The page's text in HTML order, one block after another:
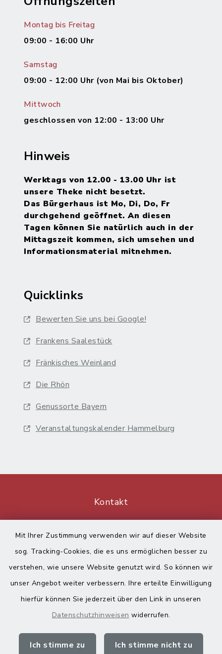
Mit Ihrer Zustimmung verwenden wir auf dieser Website
sog. Tracking-Cookies, die es uns ermöglichen besser zu
verstehen, wie unsere Website genutzt wird. So können wir
unser Angebot weiter verbessern. Ihre erteilte Einwilligung
hierfür können Sie jederzeit über den Link in unseren
Datenschutzhinweisen widerrufen.
Ich stimme zu Ich stimme nicht zu
Montag bis Freitag
09:00 - 16:00 Uhr
Samstag
09:00 - 12:00 Uhr (von Mai bis Oktober)
Mittwoch
geschlossen von 12:00 - 13:00 Uhr
Hinweis
Werktags von 12.00 - 13.00 Uhr ist
unsere Theke nicht besetzt.
Das Bürgerhaus ist Mo, Di, Do, Fr
durchgehend geöffnet. An diesen
Tagen können Sie natürlich auch in der
Mittagszeit kommen, sich umsehen und
Informationsmaterial mitnehmen.
Quicklinks
Bewerten Sie uns bei Google!
Frankens Saalestück
Fränkisches Weinland
Die Rhön
Genussorte Bayern
Veranstaltungskalender Hammelburg
Kontakt
Datenschutz
Impressum
Sitemap
Cookie-Einstellungen